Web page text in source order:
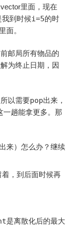
里面，现在
我到时候i=5的时
面。
邮局所有物品的
为终止日期，因
以需要pop出来，
一趟能拿更多。那
来）怎么办？继续
，到后面时候再
散化后的最大天